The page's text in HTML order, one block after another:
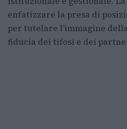
enfatizzare la presa di
per tutelare l’immagine
fiducia dei tifosi e dei